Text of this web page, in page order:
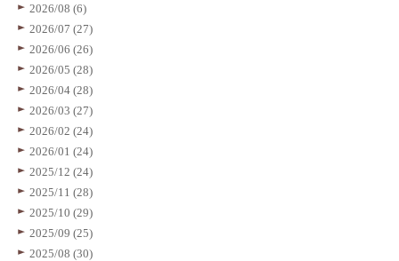
2026/08 (6)
2026/07 (27)
2026/06 (26)
2026/05 (28)
2026/04 (28)
2026/03 (27)
2026/02 (24)
2026/01 (24)
2025/12 (24)
2025/11 (28)
2025/10 (29)
2025/09 (25)
2025/08 (30)